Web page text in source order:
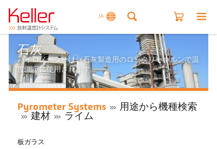
JA
石灰
パイロメーターは、石灰製造用のロータリーキルンで温
度測定に使用されます。
Pyrometer Systems
用途から機種検索
建材
ライム
板ガラス